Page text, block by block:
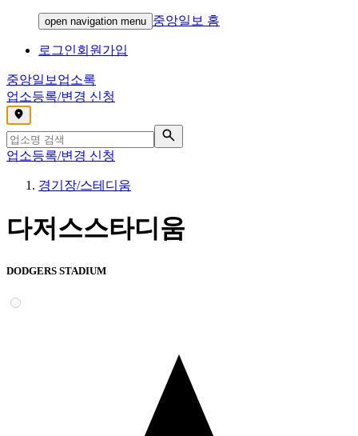
open navigation menu 중앙일보 홈
로그인회원가입
중앙일보 업소록
업소등록/변경 신청
,
업소등록/변경 신청
경기장/스테디움
다저스스타디움
DODGERS STADIUM